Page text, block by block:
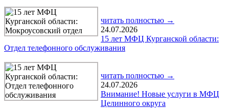
читать полностью →
24.07.2026
15 лет МФЦ Курганской области:
Отдел телефонного обслуживания
читать полностью →
24.07.2026
Внимание! Новые услуги в МФЦ
Целинного округа